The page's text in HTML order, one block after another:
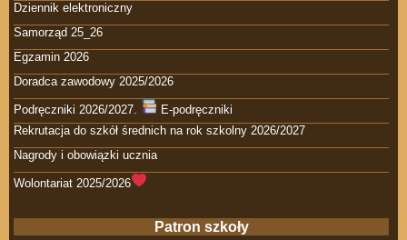
Dziennik elektroniczny
Samorząd 25_26
Egzamin 2026
Doradca zawodowy 2025/2026
Podręczniki 2026/2027.
E-podręczniki
Rekrutacja do szkół średnich na rok szkolny 2026/2027
Nagrody i obowiązki ucznia
Wolontariat 2025/2026
Patron szkoły